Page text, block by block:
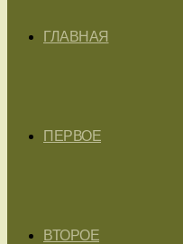
ГЛАВНАЯ
ПЕРВОЕ
ВТОРОЕ